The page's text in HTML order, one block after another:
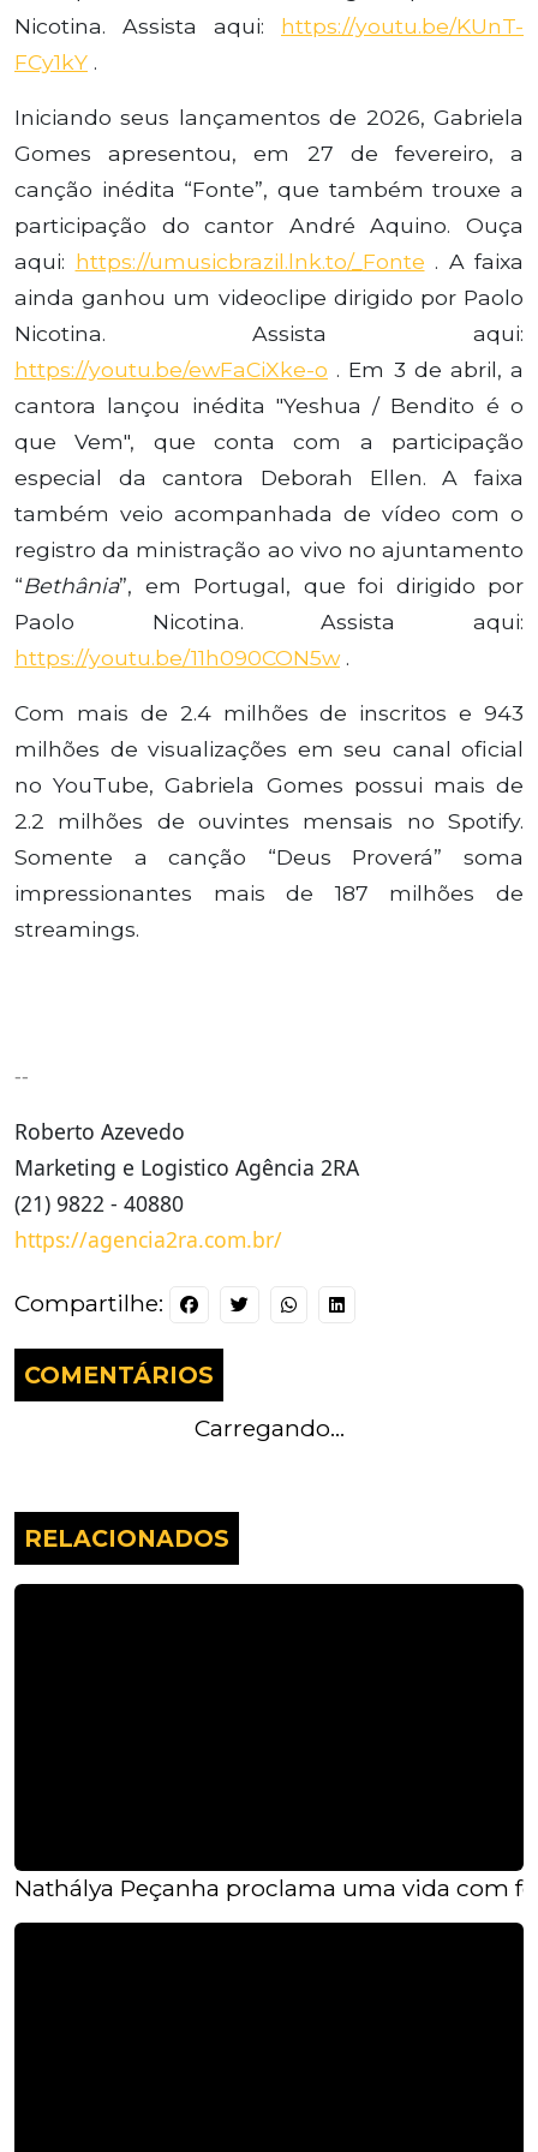
Nicotina. Assista aqui: https://youtu.be/KUnT-
FCy1kY .
Iniciando seus lançamentos de 2026, Gabriela
Gomes apresentou, em 27 de fevereiro, a
canção inédita “Fonte”, que também trouxe a
participação do cantor André Aquino. Ouça
aqui: https://umusicbrazil.lnk.to/_ Fonte . A faixa
ainda ganhou um videoclipe dirigido por Paolo
Nicotina. Assista aqui:
https://youtu.be/ewFaCiXke-o . Em 3 de abril, a
cantora lançou inédita "Yeshua / Bendito é o
que Vem", que conta com a participação
especial da cantora Deborah Ellen. A faixa
também veio acompanhada de vídeo com o
registro da ministração ao vivo no ajuntamento
“Bethânia”, em Portugal, que foi dirigido por
Paolo Nicotina. Assista aqui:
https://youtu.be/11h090CON5w.
Com mais de 2.4 milhões de inscritos e 943
milhões de visualizações em seu canal oficial
no YouTube, Gabriela Gomes possui mais de
2.2 milhões de ouvintes mensais no Spotify.
Somente a canção “Deus Proverá” soma
impressionantes mais de 187 milhões de
streamings.
--
Roberto Azevedo
Marketing e Logistico Agência 2RA
(21) 9822 - 40880
https://agencia2ra.com.br/
Compartilhe:
COMENTÁRIOS
Carregando...
RELACIONADOS
Nathálya Peçanha proclama uma vida com fé